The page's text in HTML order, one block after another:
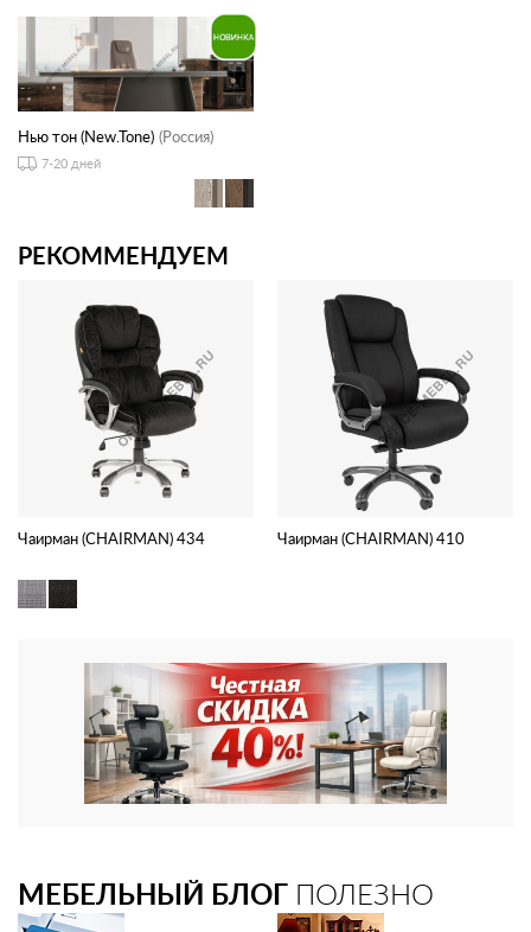
Нью тон (New.Tone) (Россия)
7-20 дней
РЕКОММЕНДУЕМ
Чаирман (CHAIRMAN) 434 Чаирман (CHAIRMAN) 410
МЕБЕЛЬНЫЙ БЛОГ ПОЛЕЗНО